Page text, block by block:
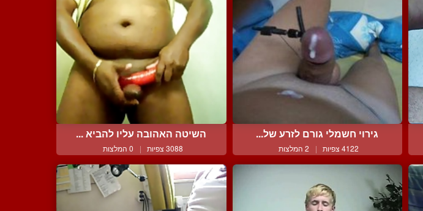
גירוי חשמלי גורם לזרע של...
4122 צפיות | 2 המלצות
השיטה האהובה עליו להביא ...
3088 צפיות | 0 המלצות